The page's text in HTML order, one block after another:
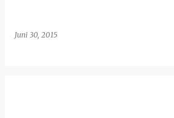
Juni 30, 2015